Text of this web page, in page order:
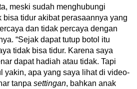
meski sudah menghubungi
bisa tidur akibat perasaannya yang
dan tidak percaya dengan
“Sejak dapat tutup botol itu
tidak bisa tidur. Karena saya
dapat hadiah atau tidak. Tapi
yakin, apa yang saya lihat di video-
tanpa settingan, bahkan anak